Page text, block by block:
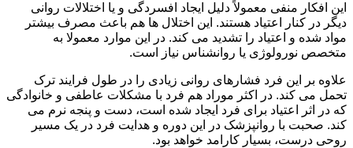
این افکار منفی معمولاً دلیل ایجاد افسردگی و یا اختلالات روانی
دیگر در کنار اعتیاد هستند. این اختلال ها هم باعث مصرف بیشتر
مواد شده و اعتیاد را تشدید می کند. در این موارد معمولا به
متخصص نورولوژی یا روانشناس نیاز است.
علاوه بر این فرد فشارهای روانی زیادی را در طول فرایند ترک
تحمل می کند. در اکثر موراد هم فرد با مشکلات عاطفی و خانوادگی
که در اثر اعتیاد برای فرد ایجاد شده است، دست و پنجه نرم می
کند. صحبت با روانپزشک در این دوره و هدایت فرد در یک مسیر
روحی درست، بسیار کارامد خواهد بود.